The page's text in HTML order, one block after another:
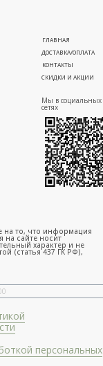
ГЛАВНАЯ
ДОСТАВКА/ОПЛАТА
СКИДКИ И АКЦИИ
КОНТАКТЫ
Мы в социальных
сетях
персональных
то, что информация
на сайте носит
характер и не
(статья 437 ГК РФ),